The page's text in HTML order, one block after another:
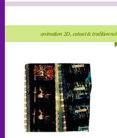
animation 2D, cutout & traditionnel